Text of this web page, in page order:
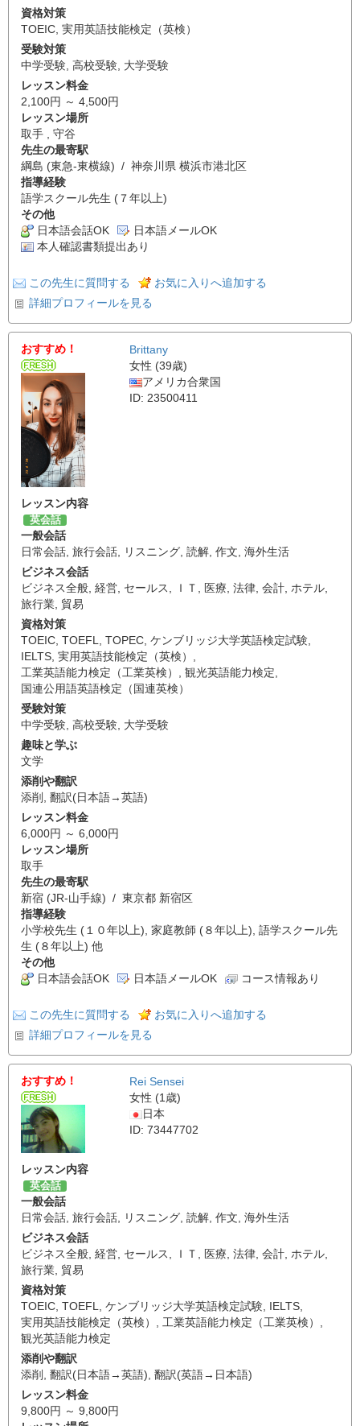
資格対策
TOEIC 実用英語技能検定（英検）
受験対策
中学受験 高校受験 大学受験
レッスン料金
2,100円 ～ 4,500円
レッスン場所
取手 , 守谷
先生の最寄駅
綱島 (東急-東横線) / 神奈川県 横浜市港北区
指導経験
語学スクール先生 (７年以上)
その他
日本語会話OK
日本語メールOK
本人確認書類提出あり
この先生に質問する
お気に入りへ追加する
詳細プロフィールを見る
おすすめ！
Brittany
女性 (39歳)
アメリカ合衆国
ID: 23500411
レッスン内容
英会話
一般会話
日常会話 旅行会話 リスニング 読解 作文 海外生活
ビジネス会話
ビジネス全般 経営 セールス ＩＴ 医療 法律 会計 ホテル
旅行業 貿易
資格対策
TOEIC TOEFL TOPEC ケンブリッジ大学英語検定試験
IELTS 実用英語技能検定（英検）
工業英語能力検定（工業英検）
観光英語能力検定
国連公用語英語検定（国連英検）
受験対策
中学受験 高校受験 大学受験
趣味と学ぶ
文学
添削や翻訳
添削
翻訳(日本語→英語)
レッスン料金
6,000円 ～ 6,000円
レッスン場所
取手
先生の最寄駅
新宿 (JR-山手線) / 東京都 新宿区
指導経験
小学校先生 (１０年以上), 家庭教師 (８年以上), 語学スクール先
生 (８年以上) 他
その他
日本語会話OK
日本語メールOK コース情報あり
この先生に質問する
お気に入りへ追加する
詳細プロフィールを見る
おすすめ！
Rei Sensei
女性 (1歳)
日本
ID: 73447702
レッスン内容
英会話
一般会話
日常会話 旅行会話 リスニング 読解 作文 海外生活
ビジネス会話
ビジネス全般 経営 セールス ＩＴ 医療 法律 会計 ホテル
旅行業 貿易
資格対策
TOEIC TOEFL ケンブリッジ大学英語検定試験 IELTS
実用英語技能検定（英検）
工業英語能力検定（工業英検）
観光英語能力検定
添削や翻訳
添削
翻訳(日本語→英語) 翻訳(英語→日本語)
レッスン料金
9,800円 ～ 9,800円